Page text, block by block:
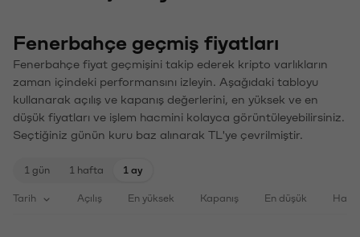
Fenerbahçe geçmiş fiyatları
Fenerbahçe fiyat geçmişini takip ederek kripto varlıkların
zaman içindeki performansını izleyin. Aşağıdaki tabloyu
kullanarak açılış ve kapanış değerlerini, en yüksek ve en
düşük fiyatları ve işlem hacmini kolayca görüntüleyebilirsiniz.
Seçtiğiniz günün kuru baz alınarak TL'ye çevrilmiştir.
1 gün 1 hafta 1 ay
Tarih Açılış En yüksek Kapanış En düşük